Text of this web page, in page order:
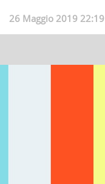
26 Maggio 2019 22:19